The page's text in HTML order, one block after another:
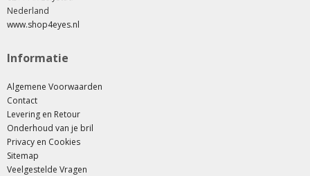
Nederland
www.shop4eyes.nl
Informatie
Algemene Voorwaarden
Contact
Levering en Retour
Onderhoud van je bril
Privacy en Cookies
Sitemap
Veelgestelde Vragen